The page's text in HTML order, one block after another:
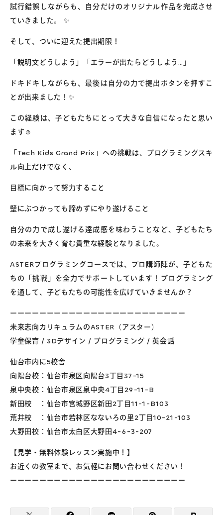
試行錯誤しながらも、自分だけのオリジナル作品を完成させ
ていきました。 ✨
そして、ついに迎えた提出期限！
「説明文どうしよう」「エラーが出たらどうしよう…」
ドキドキしながらも、最後は自分の力で提出ボタンを押すこ
とが出来ました！✨
この経験は、子どもたちにとって大きな自信になったと思い
ます☺️
「Tech Kids Grand Prix」への挑戦は、プログラミングスキ
ル向上だけでなく、
目標に向かって努力すること
壁にぶつかっても諦めずにやり遂げること
自分の力で成し遂げる達成感を味わうことなど、子どもたち
の未来を大きく育む貴重な経験となりました。
ASTERプログラミングコースでは、プロ講師陣が、子どもた
ちの「挑戦」を全力でサポートしています！プログラミング
を通して、子どもたちの可能性を広げていきませんか？
ーーーーーーーーーーーーーーーーーーーーーーーー
未来志向カリキュラムのASTER（アスター）
学童保育 / 3Dデザイン / プログラミング / 英会話
仙台市内に5校舎
向陽台校：仙台市泉区向陽台3丁目37-15
泉中央校：仙台市泉区泉中央4丁目29-11-B
新田校 ：仙台市宮城野区新田2丁目11-1-B103
荒井校 ：仙台市若林区なないろの里2丁目10-21-103
大野田校：仙台市太白区大野田4-6-3-207
【見学・無料体験レッスン実施中！】
お近くの教室まで、お気軽にお問い合わせください！
ーーーーーーーーーーーーーーーーーーーーーーーー